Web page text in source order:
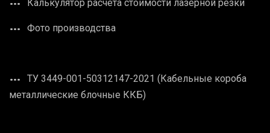
Калькулятор расчета стоимости лазерной резки
Фото производства
ТУ 3449-001-50312147-2021 (Кабельные короба
металлические блочные ККБ)